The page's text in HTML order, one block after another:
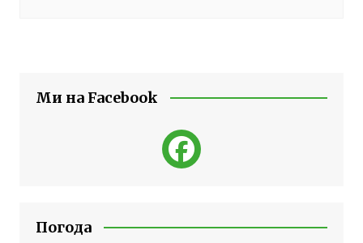
Ми на Facebook
Погода